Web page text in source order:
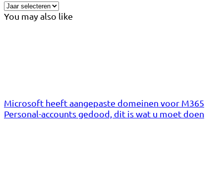
You may also like
Microsoft heeft aangepaste domeinen voor M365
Personal-accounts gedood, dit is wat u moet doen